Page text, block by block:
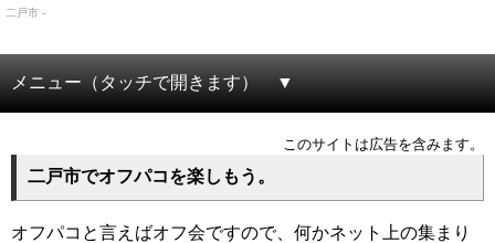
二戸市 -
メニュー（タッチで開きます）
このサイトは広告を含みます。
二戸市でオフパコを楽しもう。
オフパコと言えばオフ会ですので、何かネット上の集まり